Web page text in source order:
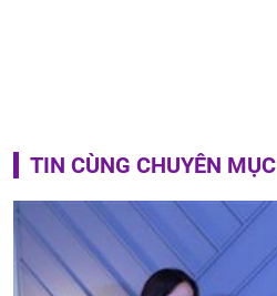
TIN CÙNG CHUYÊN MỤC